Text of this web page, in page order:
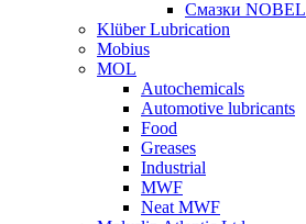
Смазки NOBEL
Klüber Lubrication
Mobius
MOL
Autochemicals
Automotive lubricants
Food
Greases
Industrial
MWF
Neat MWF